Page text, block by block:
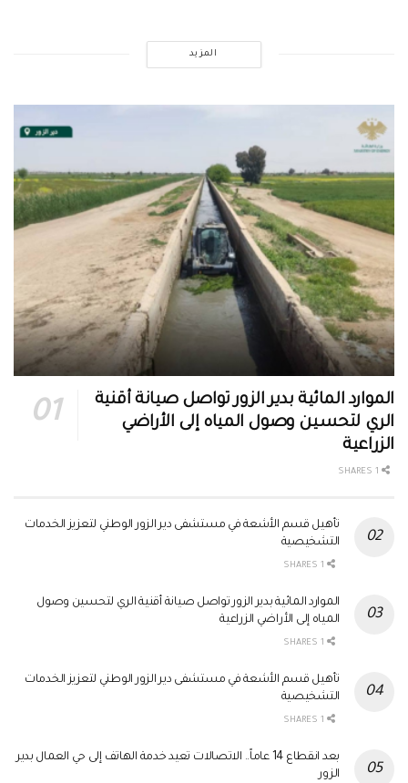
المزيد
الموارد المائية بدير الزور تواصل صيانة أقنية
الري لتحسين وصول المياه إلى الأراضي
الزراعية
تأهيل قسم الأشعة في مستشفى دير الزور الوطني لتعزيز الخدمات
التشخيصية
الموارد المائية بدير الزور تواصل صيانة أقنية الري لتحسين وصول
المياه إلى الأراضي الزراعية
تأهيل قسم الأشعة في مستشفى دير الزور الوطني لتعزيز الخدمات
التشخيصية
بعد انقطاع 14 عاماً.. الاتصالات تعيد خدمة الهاتف إلى حي العمال بدير
الزور